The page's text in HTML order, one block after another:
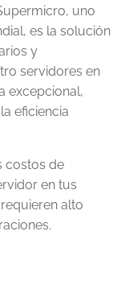
uno
es la solución
y
servidores en
excepcional,
eficiencia
costos de
en tus
alto